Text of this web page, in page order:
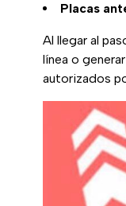
Placas
Al llegar al
línea o generar
autorizados